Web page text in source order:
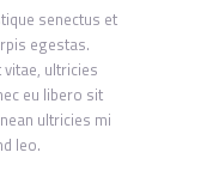
senectus et
egestas.
ultricies
eu libero sit
ultricies mi
leo.